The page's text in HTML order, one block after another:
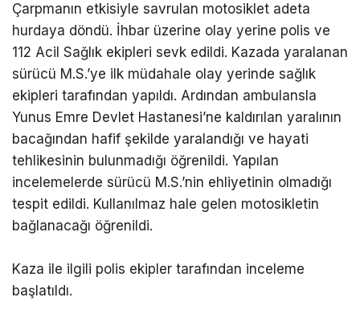
Çarpmanın etkisiyle savrulan motosiklet adeta
hurdaya döndü. İhbar üzerine olay yerine polis ve
112 Acil Sağlık ekipleri sevk edildi. Kazada yaralanan
sürücü M.S.’ye ilk müdahale olay yerinde sağlık
ekipleri tarafından yapıldı. Ardından ambulansla
Yunus Emre Devlet Hastanesi’ne kaldırılan yaralının
bacağından hafif şekilde yaralandığı ve hayati
tehlikesinin bulunmadığı öğrenildi. Yapılan
incelemelerde sürücü M.S.’nin ehliyetinin olmadığı
tespit edildi. Kullanılmaz hale gelen motosikletin
bağlanacağı öğrenildi.
Kaza ile ilgili polis ekipler tarafından inceleme
başlatıldı.